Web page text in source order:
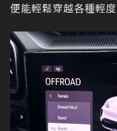
便能輕鬆穿越各種輕